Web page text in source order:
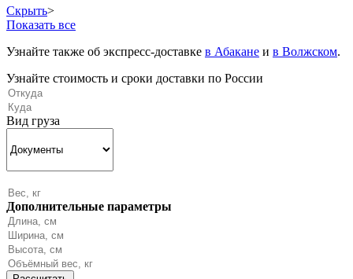
Скрыть>
Показать все
Узнайте также об экспресс-доставке в Абакане и в Волжском.
Узнайте стоимость и сроки доставки по России
Вид груза
Дополнительные параметры